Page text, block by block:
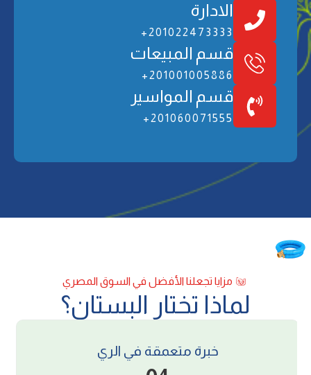
الادارة
201022473333+
ﻗﺴﻢ اﻟﻤﺒﻴﻌﺎت
201001005886+
ﻗﺴﻢ اﻟﻤﻮاﺳﻴﺮ
201060071555+
ﻣﺰاﻳﺎ ﺗﺠﻌﻠﻨﺎ اﻷﻓﻀﻞ ﻓﻲ اﻟﺴﻮق اﻟﻤﺼﺮي
ﻟﻤﺎذا ﺗﺨﺘﺎر اﻟﺒﺴﺘﺎن؟
ﺳﻴﺎﺳﺔ اﻷﺳﻌﺎر واﻟﻤﺒﻴﻌﺎت